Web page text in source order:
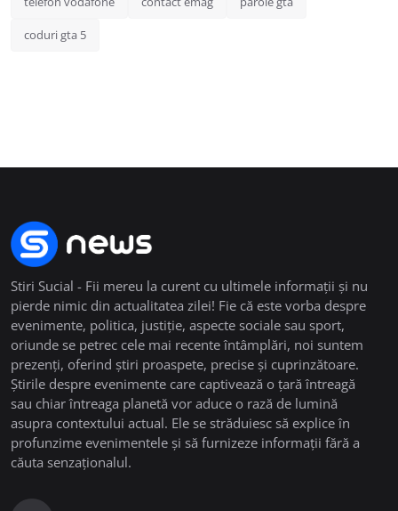
coduri gta 5
Stiri Sucial - Fii mereu la curent cu ultimele informații și nu
pierde nimic din actualitatea zilei! Fie că este vorba despre
evenimente, politica, justiție, aspecte sociale sau sport,
oriunde se petrec cele mai recente întâmplări, noi suntem
prezenți, oferind știri proaspete, precise și cuprinzătoare.
Știrile despre evenimente care captivează o țară întreagă
sau chiar întreaga planetă vor aduce o rază de lumină
asupra contextului actual. Ele se străduiesc să explice în
profunzime evenimentele și să furnizeze informații fără a
căuta senzaționalul.